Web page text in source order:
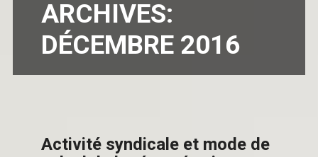
ARCHIVES:
DÉCEMBRE 2016
Activité syndicale et mode de